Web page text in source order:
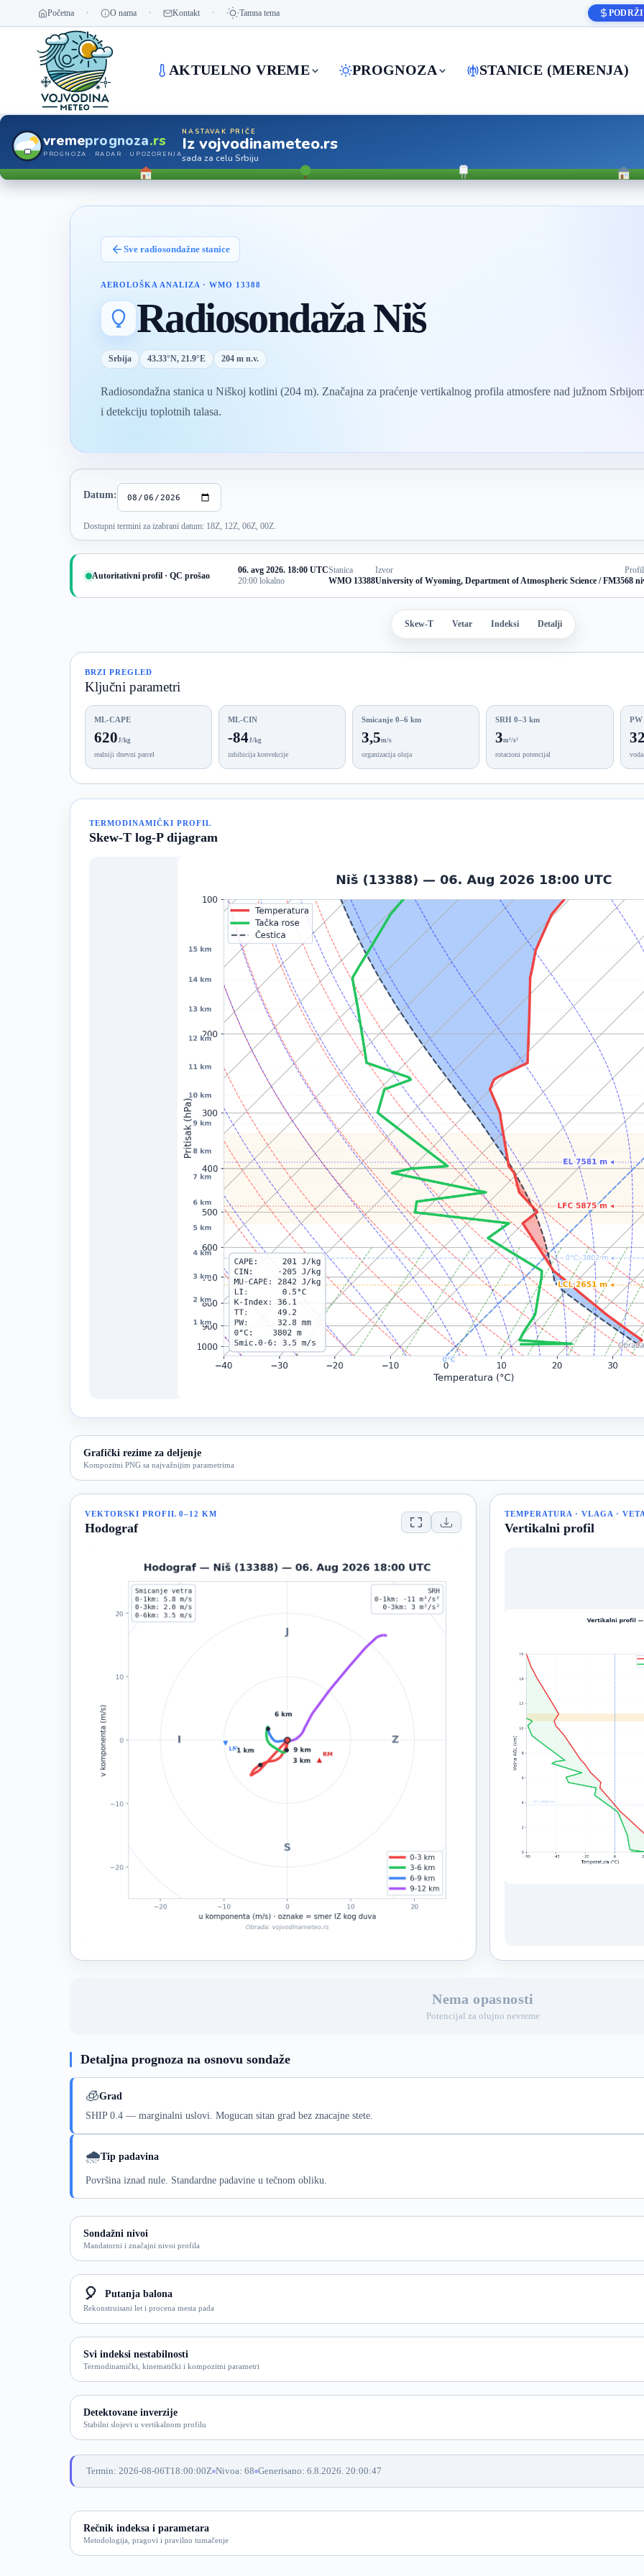
Početna O nama Kontakt Tamna tema
AKTUELNO VREME PROGNOZA STANICE (MERENJA)
vremeprognoza.rs
PROGNOZA · RADAR · UPOZORENJA
NASTAVAK PRIČE
Iz vojvodinameteo.rs
sada za celu Srbiju
Sve radiosondažne stanice
AEROLOŠKA ANALIZA · WMO 13388
Radiosondaža Niš
Srbija 43.33°N, 21.9°E 204 m n.v.
Radiosondažna stanica u Niškoj kotlini (204 m). Značajna za praćenje vertikalnog profila atmosfere nad južnom
i detekciju toplotnih talasa.
Izbor termina sondaže
Datum:
Dostupni termini za izabrani datum: 18Z, 12Z, 06Z, 00Z.
Autoritativni profil · QC prošao
06. avg 2026. 18:00 UTC
20:00 lokalno
Stanica
WMO 13388
Izvor
University of Wyoming, Department of Atmospheric Science / FM35
Profil
68
Skew-T Vetar Indeksi Detalji
BRZI PREGLED
Ključni parametri
ML-CAPE
620J/kg
realniji dnevni parcel
ML-CIN
-84J/kg
inhibicija konvekcije
Smicanje 0–6 km
3,5m/s
organizacija oluja
SRH 0–3 km
3m²/s²
rotacioni potencijal
PW
TERMODINAMIČKI PROFIL
Skew-T log-P dijagram
Grafički rezime za deljenje
Kompozitni PNG sa najvažnijim parametrima
VEKTORSKI PROFIL 0–12 KM
Hodograf
TEMPERATURA · VLAGA ·
Vertikalni profil
Nema opasnosti
Potencijal za olujno nevreme
Detaljna prognoza na osnovu sondaže
🧊Grad
SHIP 0.4 — marginalni uslovi. Mogucan sitan grad bez znacajne stete.
🌧️Tip padavina
Površina iznad nule. Standardne padavine u tečnom obliku.
Sondažni nivoi
Mandatorni i značajni nivoi profila
🎈 Putanja balona
Rekonstruisani let i procena mesta pada
Svi indeksi nestabilnosti
Termodinamički, kinematički i kompozitni parametri
Detektovane inverzije
Stabilni slojevi u vertikalnom profilu
Termin: 2026-08-06T18:00:00Z Nivoa: 68 Generisano: 6.8.2026. 20:00:47
Rečnik indeksa i parametara
Metodologija, pragovi i pravilno tumačenje